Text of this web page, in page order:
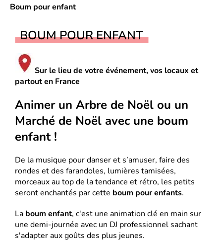
Boum pour enfant
BOUM POUR ENFANT
Sur le lieu de votre événement, vos locaux et
partout en France
Animer un Arbre de Noël ou un
Marché de Noël avec une boum
enfant !
De la musique pour danser et s’amuser, faire des
rondes et des farandoles, lumières tamisées,
morceaux au top de la tendance et rétro, les petits
seront enchantés par cette boum pour enfants.
La boum enfant, c'est une animation clé en main sur
une demi-journée avec un DJ professionnel sachant
s'adapter aux goûts des plus jeunes.